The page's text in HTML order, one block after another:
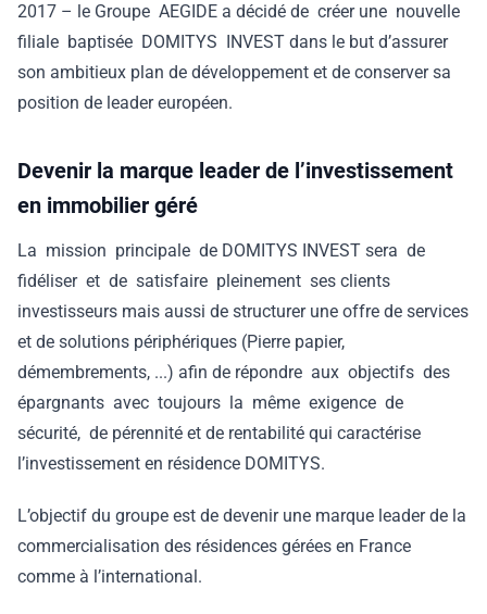
2017 – le Groupe AEGIDE a décidé de créer une nouvelle
filiale baptisée DOMITYS INVEST dans le but d’assurer
son ambitieux plan de développement et de conserver sa
position de leader européen.
Devenir la marque leader de l’investissement
en immobilier géré
La mission principale de DOMITYS INVEST sera de
fidéliser et de satisfaire pleinement ses clients
investisseurs mais aussi de structurer une offre de services
et de solutions périphériques (Pierre papier,
démembrements, ...) afin de répondre aux objectifs des
épargnants avec toujours la même exigence de
sécurité, de pérennité et de rentabilité qui caractérise
l’investissement en résidence DOMITYS.
L’objectif du groupe est de devenir une marque leader de la
commercialisation des résidences gérées en France
comme à l’international.